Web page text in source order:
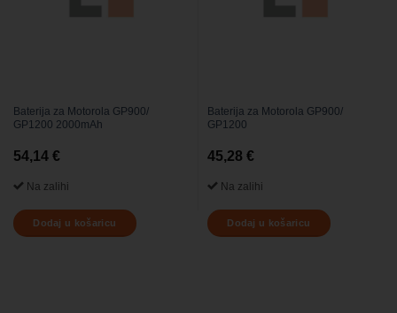
Baterija za Motorola GP900/
GP1200 2000mAh
54,14 €
Na zalihi
Dodaj u košaricu
Baterija za Motorola GP900/
GP1200
45,28 €
Na zalihi
Dodaj u košaricu